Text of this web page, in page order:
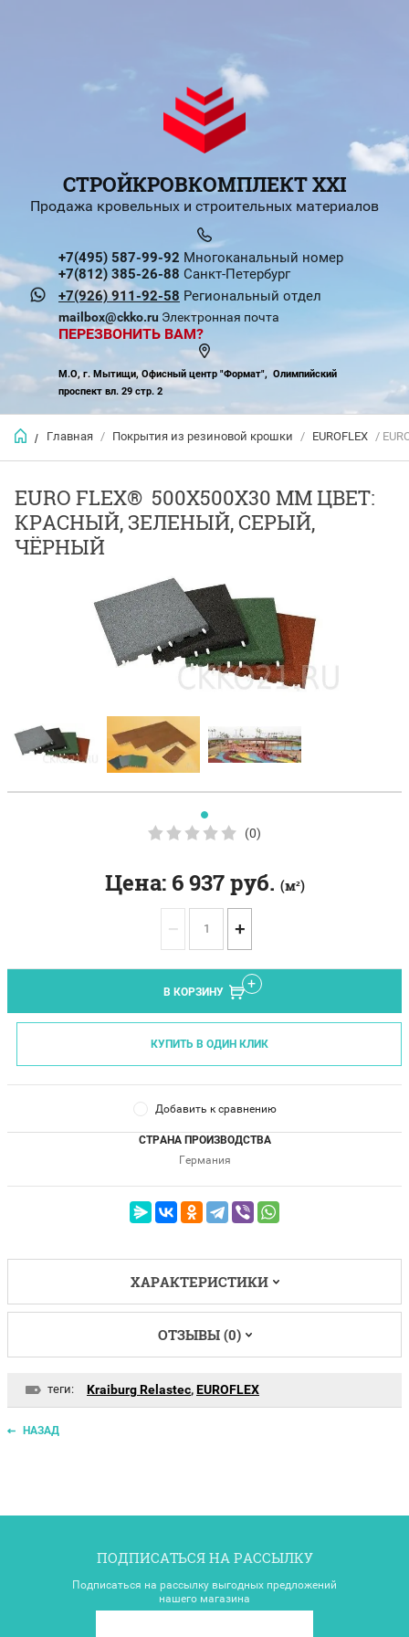
СТРОЙКРОВКОМПЛЕКТ XXI
Продажа кровельных и строительных материалов
+7(495) 587-99-92 Многоканальный номер
+7(812) 385-26-88 Санкт-Петербург
+7(926) 911-92-58 Региональный отдел
mailbox@ckko.ru Электронная почта
ПЕРЕЗВОНИТЬ ВАМ?
М.О, г. Мытищи, Офисный центр "Формат", Олимпийский
проспект вл. 29 стр. 2
/ Главная / Покрытия из резиновой крошки / EUROFLEX /
EURO FLEX® 500Х500Х30 ММ ЦВЕТ:
КРАСНЫЙ, ЗЕЛЕНЫЙ, СЕРЫЙ,
ЧЁРНЫЙ
(0)
Цена: 6 937руб. (м²)
− +
В КОРЗИНУ
КУПИТЬ В ОДИН КЛИК
Добавить к сравнению
СТРАНА ПРОИЗВОДСТВА
Германия
ХАРАКТЕРИСТИКИ
ОТЗЫВЫ (0)
теги: Kraiburg Relastec,EUROFLEX
НАЗАД
ПОДПИСАТЬСЯ НА РАССЫЛКУ
Подписаться на рассылку выгодных предложений
нашего магазина